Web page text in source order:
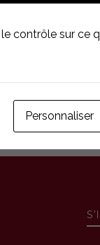
par e-
ENVOYER
contrôle sur ce
Personnaliser